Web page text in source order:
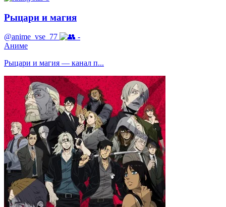
Рыцари и магия
@anime_vse_77
-
Аниме
Рыцари и магия — канал п...